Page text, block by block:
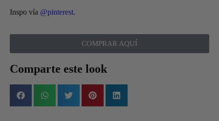
Inspo vía @pinterest.
COMPRAR AQUÍ
Comparte este look